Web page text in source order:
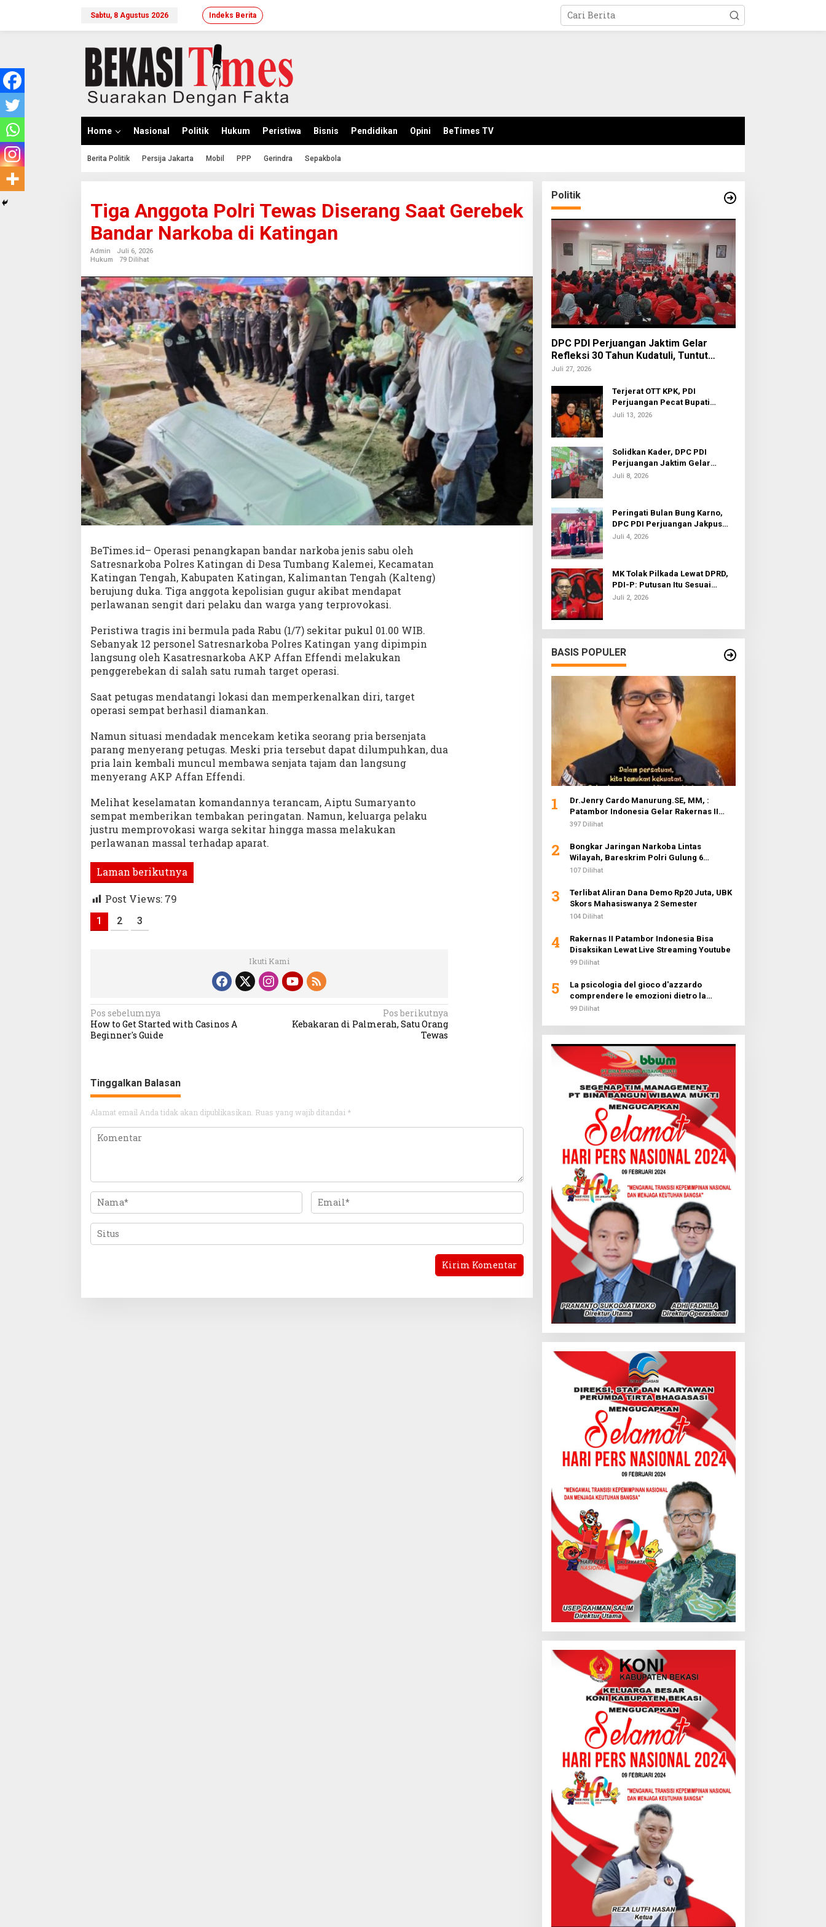
Sabtu, 8 Agustus 2026 Indeks Berita
Home Nasional Politik Hukum Peristiwa Bisnis Pendidikan Opini BeTimes TV
Berita Politik Persija Jakarta Mobil PPP Gerindra Sepakbola
Tiga Anggota Polri Tewas Diserang Saat Gerebek
Bandar Narkoba di Katingan
Admin
Juli 6, 2026
Hukum
79 Dilihat
BeTimes.id– Operasi penangkapan bandar narkoba jenis sabu oleh
Satresnarkoba Polres Katingan di Desa Tumbang Kalemei, Kecamatan
Katingan Tengah, Kabupaten Katingan, Kalimantan Tengah (Kalteng)
berujung duka. Tiga anggota kepolisian gugur akibat mendapat
perlawanan sengit dari pelaku dan warga yang terprovokasi.
Peristiwa tragis ini bermula pada Rabu (1/7) sekitar pukul 01.00 WIB.
Sebanyak 12 personel Satresnarkoba Polres Katingan yang dipimpin
langsung oleh Kasatresnarkoba AKP Affan Effendi melakukan
penggerebekan di salah satu rumah target operasi.
Saat petugas mendatangi lokasi dan memperkenalkan diri, target
operasi sempat berhasil diamankan.
Namun situasi mendadak mencekam ketika seorang pria bersenjata
parang menyerang petugas. Meski pria tersebut dapat dilumpuhkan, dua
pria lain kembali muncul membawa senjata tajam dan langsung
menyerang AKP Affan Effendi.
Melihat keselamatan komandannya terancam, Aiptu Sumaryanto
sempat memberikan tembakan peringatan. Namun, keluarga pelaku
justru memprovokasi warga sekitar hingga massa melakukan
perlawanan massal terhadap aparat.
Laman berikutnya
Post Views: 79
1 2 3
Ikuti Kami
Navigasi
pos
Pos sebelumnya
How to Get Started with Casinos A
Beginner's Guide
Pos berikutnya
Kebakaran di Palmerah, Satu Orang
Tewas
Tinggalkan Balasan
Alamat email Anda tidak akan dipublikasikan. Ruas yang wajib ditandai *
Politik
DPC PDI Perjuangan Jaktim Gelar
Refleksi 30 Tahun Kudatuli, Tuntut
Penuntasan Hukum Aktor Intelektual
Juli 27, 2026
Terjerat OTT KPK, PDI
Perjuangan Pecat Bupati
Sukoharjo Etik Suryani
Juli 13, 2026
Solidkan Kader, DPC PDI
Perjuangan Jaktim Gelar
Nobar Piala Dunia 2026
Juli 8, 2026
Peringati Bulan Bung Karno,
DPC PDI Perjuangan Jakpus
Gelar Turnamen Sepak Bola U-
Juli 4, 2026
MK Tolak Pilkada Lewat DPRD,
PDI-P: Putusan Itu Sesuai
dengan Semangat Reformasi
Juli 2, 2026
BASIS POPULER
1
Dr.Jenry Cardo Manurung.SE, MM, :
Patambor Indonesia Gelar Rakernas II
Evaluasi Program Kerja
397 Dilihat
2
Bongkar Jaringan Narkoba Lintas
Wilayah, Bareskrim Polri Gulung 6
Pengedar dan Buru 2 DPO
107 Dilihat
3
Terlibat Aliran Dana Demo Rp20 Juta, UBK
Skors Mahasiswanya 2 Semester
104 Dilihat
4
Rakernas II Patambor Indonesia Bisa
Disaksikan Lewat Live Streaming Youtube
99 Dilihat
5
La psicologia del gioco d'azzardo
comprendere le emozioni dietro la
fortuna
99 Dilihat